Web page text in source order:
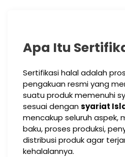
Apa Itu
Sertifikasi halal adalah
pengakuan resmi yang
suatu produk memenuhi
sesuai dengansyariat
mencakup seluruh aspek,
baku, proses produksi,
distribusi produk agar
kehalalannya.